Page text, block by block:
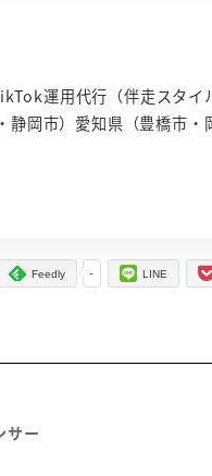
運用代行（伴走スタイ
静岡市）愛知県（豊橋市・
-
Feedly LINE
サー